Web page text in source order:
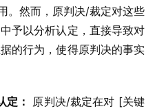
。然而，原判决/裁定对这些
予以分析认定，直接导致对
的行为，使得原判决的事实
定： 原判决/裁定在对 [关键